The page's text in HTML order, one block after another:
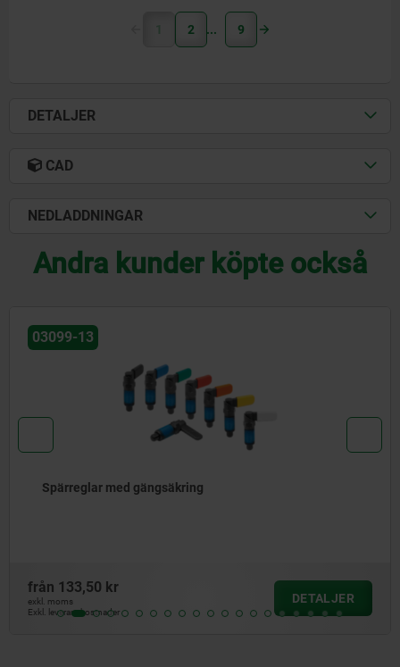
1 2 9
DETALJER
CAD
NEDLADDNINGAR
Andra kunder köpte också
DETALJER
Spärreglar
110,50 kr
Exkl. leveranskostnader